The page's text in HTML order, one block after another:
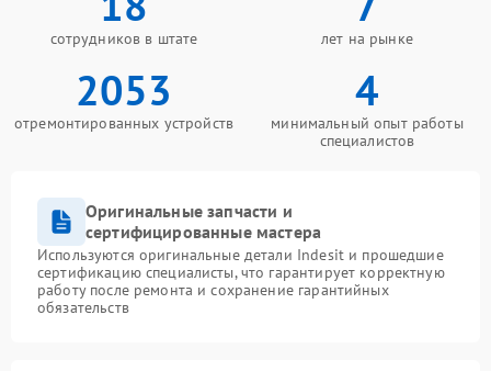
сотрудников в штате лет на рынке
2053
отремонтированных устройств
4
минимальный опыт работы
специалистов
Оригинальные запчасти и
сертифицированные мастера
Используются оригинальные детали Indesit и прошедшие
сертификацию специалисты, что гарантирует корректную
работу после ремонта и сохранение гарантийных
обязательств